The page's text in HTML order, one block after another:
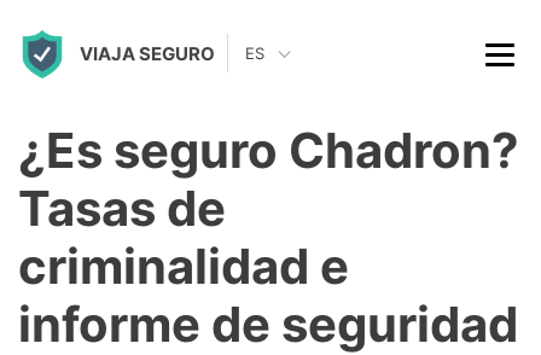
VIAJA SEGURO ES
¿Es seguro Chadron?
Tasas de
criminalidad e
informe de seguridad